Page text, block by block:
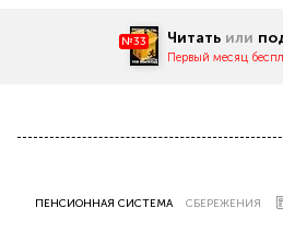
№33 Читать или
Первый месяц
ПЕНСИОННАЯ СИСТЕМА СБЕРЕЖЕНИЯ